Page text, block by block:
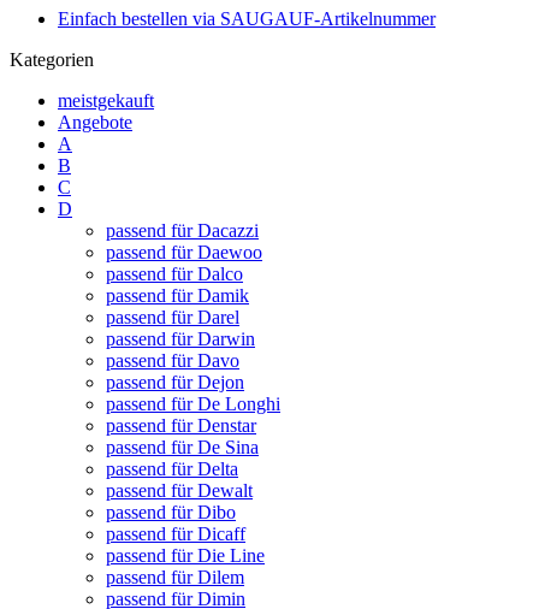
Einfach bestellen via SAUGAUF-Artikelnummer
Kategorien
meistgekauft
Angebote
A
B
C
D
passend für Dacazzi
passend für Daewoo
passend für Dalco
passend für Damik
passend für Darel
passend für Darwin
passend für Davo
passend für Dejon
passend für De Longhi
passend für Denstar
passend für De Sina
passend für Delta
passend für Dewalt
passend für Dibo
passend für Dicaff
passend für Die Line
passend für Dilem
passend für Dimin